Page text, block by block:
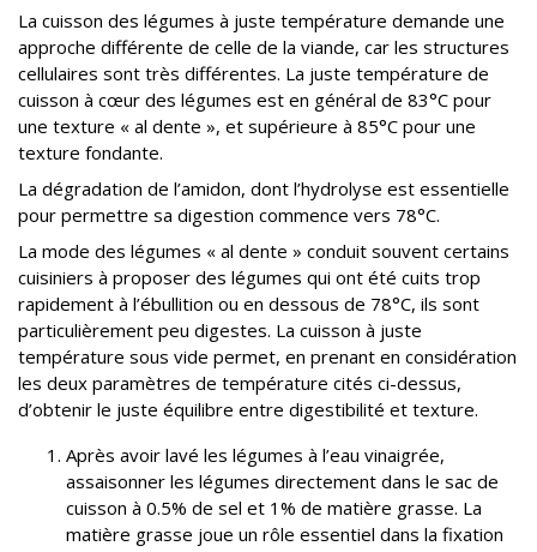
La cuisson des légumes à juste température demande une
approche différente de celle de la viande, car les structures
cellulaires sont très différentes. La juste température de
cuisson à cœur des légumes est en général de 83°C pour
une texture « al dente », et supérieure à 85°C pour une
texture fondante.
La dégradation de l’amidon, dont l’hydrolyse est essentielle
pour permettre sa digestion commence vers 78°C.
La mode des légumes « al dente » conduit souvent certains
cuisiniers à proposer des légumes qui ont été cuits trop
rapidement à l’ébullition ou en dessous de 78°C, ils sont
particulièrement peu digestes. La cuisson à juste
température sous vide permet, en prenant en considération
les deux paramètres de température cités ci-dessus,
d’obtenir le juste équilibre entre digestibilité et texture.
Après avoir lavé les légumes à l’eau vinaigrée,
assaisonner les légumes directement dans le sac de
cuisson à 0.5% de sel et 1% de matière grasse. La
matière grasse joue un rôle essentiel dans la fixation